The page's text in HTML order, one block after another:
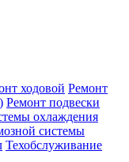
ходовой Ремонт
Ремонт подвески
охлаждения
системы
Техобслуживание